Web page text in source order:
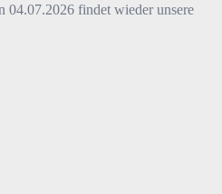
04.07.2026 findet wieder unsere